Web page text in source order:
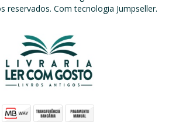
reservados. Com tecnologia Jumpseller.